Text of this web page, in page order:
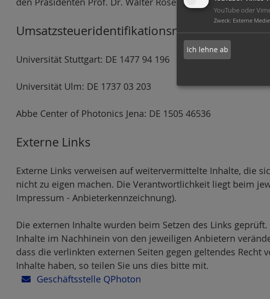
Umsatzsteueridentifikationsnummer gemäß
Universität Stuttgart: DE 1477 94 196
Universität Ulm: DE 1737 03 203
Abbe Center of Photonics Jena: DE 1505 46536
Externe Links
Externe Links verweisen auf weitervermittelte Inhalte, die
nicht zu eigen machen. Die Verantwortlichkeit liegt beim
Impressum - Anbieterkennzeichnung).
Die externen Inhalte wurden beim Setzen des Links
Inhalte im Nachhinein von den jeweiligen Anbietern
dass die verlinkten externen Seiten gegen geltendes Recht
Inhalte haben, so teilen Sie uns dies bitte mit.
Geschäftsstelle QPhoton
YouTube oder
Zweck: Externe
Ich lehne ab